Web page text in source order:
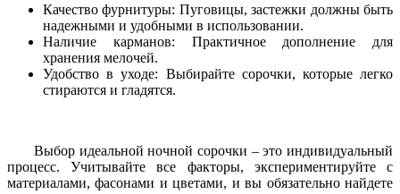
Качество фурнитуры: Пуговицы, застежки должны быть
надежными и удобными в использовании.
Наличие карманов: Практичное дополнение для
хранения мелочей.
Удобство в уходе: Выбирайте сорочки, которые легко
стираются и гладятся.
Выбор идеальной ночной сорочки – это индивидуальный
процесс. Учитывайте все факторы, экспериментируйте с
материалами, фасонами и цветами, и вы обязательно найдете